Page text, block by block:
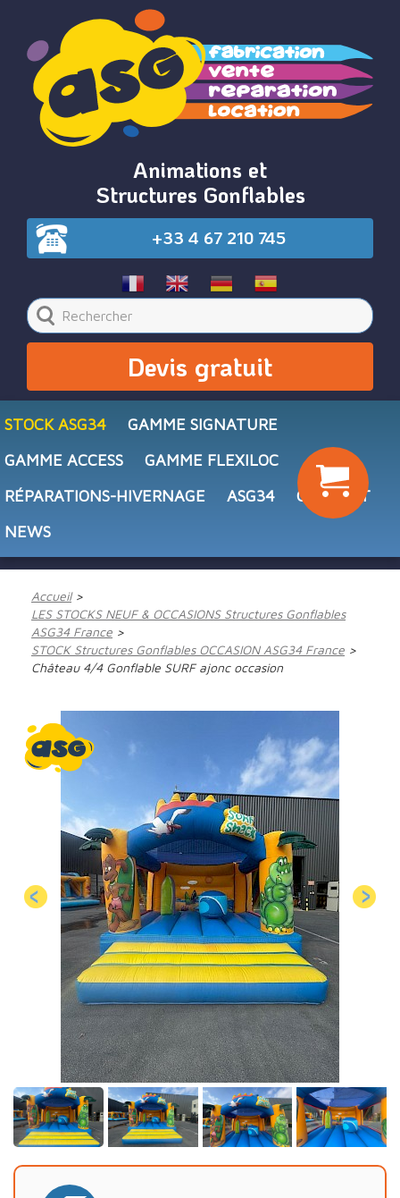
Animations et
Structures Gonflables
+33 4 67 210 745
Devis gratuit
STOCK ASG34
GAMME SIGNATURE
GAMME ACCESS
GAMME FLEXILOC
RÉPARATIONS-HIVERNAGE
ASG34
CONTACT
NEWS
Accueil
LES STOCKS NEUF & OCCASIONS Structures Gonflables
ASG34 France
STOCK Structures Gonflables OCCASION ASG34 France
Château 4/4 Gonflable SURF ajonc occasion